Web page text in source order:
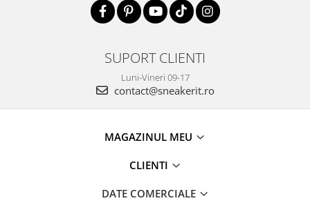
SUPORT CLIENTI
Luni-Vineri 09-17
contact@sneakerit.ro
MAGAZINUL MEU
CLIENTI
DATE COMERCIALE